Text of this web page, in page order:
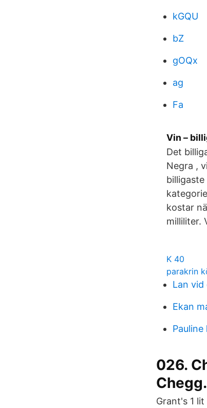
kGQU
bZ
gOQx
ag
Fa
Vin –
Det
Negra ,
kostar
milliliter.
K 40
parakrin
Lan vid
Ekan
026.
Grant's 1